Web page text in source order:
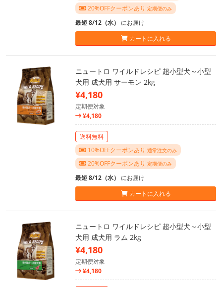
20%OFFクーポンあり 定期便のみ
最短 8/12（水） にお届け
カートに入れる
ニュートロ ワイルドレシピ 超小型犬～小型
犬用 成犬用 サーモン 2kg
¥4,180
定期便対象
¥4,180
送料無料
10%OFFクーポンあり 通常注文のみ
20%OFFクーポンあり 定期便のみ
最短 8/12（水） にお届け
カートに入れる
ニュートロ ワイルドレシピ 超小型犬～小型
犬用 成犬用 ラム 2kg
¥4,180
定期便対象
¥4,180